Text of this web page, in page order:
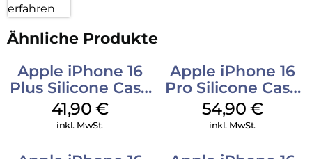
erfahren
Ähnliche Produkte
Apple iPhone 16
Plus Silicone Case
MagSafe Stone
Gray
41,90 €
inkl. MwSt.
Apple iPhone 16
Pro Silicone Case
MagSafe Black
54,90 €
inkl. MwSt.